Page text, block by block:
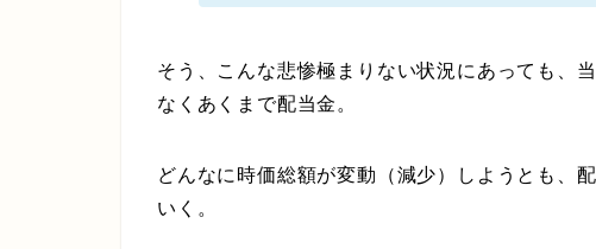
そう、こんな悲惨極まりない状況にあっても、
なくあくまで配当金。
どんなに時価総額が変動（減少）しようとも、
いく。